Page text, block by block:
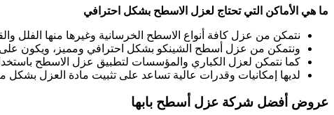
ما هي الأماكن التي تحتاج لعزل الاسطح بشكل احترافي
نتمكن من عزل كافة أنواع الاسطح الخرسانية وغيرها منها الفلل
ونتمكن من عزل أسطح الشينكو بشكل احترافي ومميز، ويكون على
كما نتمكن لعزل الكباري والمؤسسات لتطبيق عزل الاسطح
لديها إمكانيات وقدرات عالية تساعد على تثبيت مادة العزل
عروض أفضل شركة عزل أسطح بابها